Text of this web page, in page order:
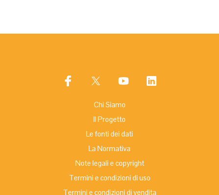
Chi Siamo
Il Progetto
Le fonti dei dati
La Normativa
Note legali e copyright
Termini e condizioni di uso
Termini e condizioni di vendita